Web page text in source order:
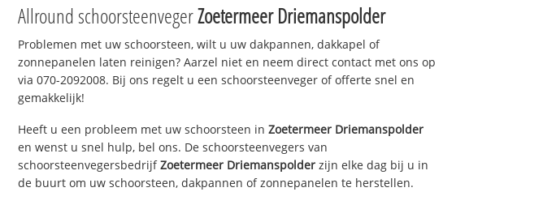
Allround schoorsteenvegerZoetermeer Driemanspolder
Problemen met uw schoorsteen, wilt u uw dakpannen, dakkapel of
zonnepanelen laten reinigen? Aarzel niet en neem direct contact met ons op
via 070-2092008. Bij ons regelt u een schoorsteenveger of offerte snel en
gemakkelijk!
Heeft u een probleem met uw schoorsteen in Zoetermeer Driemanspolder
en wenst u snel hulp, bel ons. De schoorsteenvegers van
schoorsteenvegersbedrijfZoetermeer Driemanspolder zijn elke dag bij u in
de buurt om uw schoorsteen, dakpannen of zonnepanelen te herstellen.